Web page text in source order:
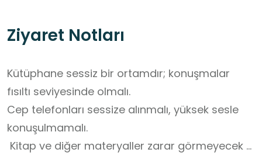
Ziyaret Notları
Kütüphane sessiz bir ortamdır; konuşmalar
fısıltı seviyesinde olmalı.
Cep telefonları sessize alınmalı, yüksek sesle
konuşulmamalı.
Kitap ve diğer materyaller zarar görmeyecek